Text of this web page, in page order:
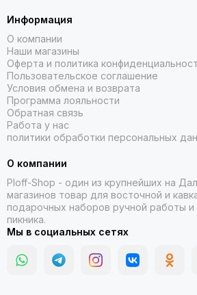
Информация
О компании
Наши магазины
Оферта и политика
Пользовательское соглашение
Условия обмена и возврата
Программа лояльности
Обратная связь
Работа у нас
политики обработки персональных
О компании
Ploff-Shop - один из крупнейших на
магазинов товар для восточной и
подарочных наборов ручной работы и
пикника.
Мы в социальных сетях